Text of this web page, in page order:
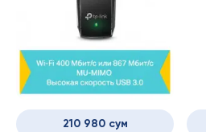
210 980 сум